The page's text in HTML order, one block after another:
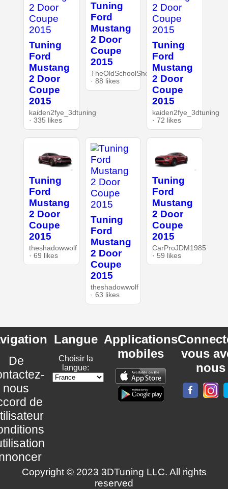
Tuning
Ford
Mustang
2 Door
Coupe
2015
kaiden2fye_3dtuning
· 335 likes
Tuning
Ford
Mustang
2 Door
Coupe
2015
TheOldSchoolShop
· 88 likes
Tuning
Ford
Mustang
2 Door
Coupe
2015
kaiden2fye_3dtuning
· 72 likes
Tuning
Ford
Mustang
2 Door
Coupe
2015
theshadowwolf
· 69 likes
Tuning
Ford
Mustang
2 Door
Coupe
2015
theshadowwolf
· 63 likes
Tuning
Ford
Mustang
2 Door
Coupe
2015
CarProJDM1985
· 59 likes
De
nous
de
Langue
Choisir la
langue:
Applications
mobiles
vous
nous
Copyright © 2023 3DTuning LLC. All rights
reserved